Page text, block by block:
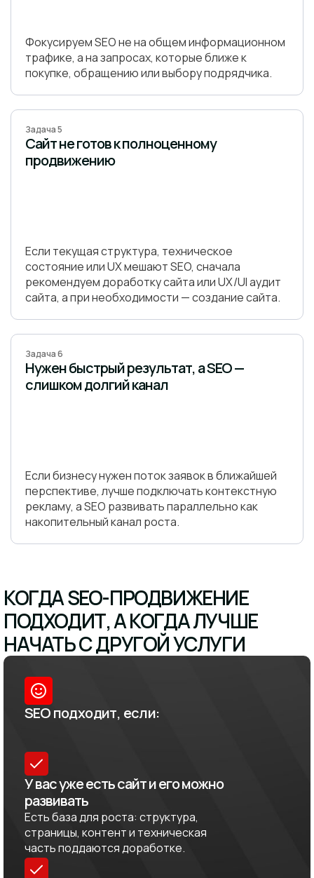
Фокусируем SEO не на общем информационном
трафике, а на запросах, которые ближе к
покупке, обращению или выбору подрядчика.
Задача 5
Сайт не готов к полноценному
продвижению
Если текущая структура, техническое
состояние или UX мешают SEO, сначала
рекомендуем доработку сайта или UX/UI аудит
сайта, а при необходимости — создание сайта.
Задача 6
Нужен быстрый результат, а SEO —
слишком долгий канал
Если бизнесу нужен поток заявок в ближайшей
перспективе, лучше подключать контекстную
рекламу, а SEO развивать параллельно как
накопительный канал роста.
КОГДА SEO-ПРОДВИЖЕНИЕ
ПОДХОДИТ, А КОГДА ЛУЧШЕ
НАЧАТЬ С ДРУГОЙ УСЛУГИ
SEO подходит, если:
У вас уже есть сайт и его можно
развивать
Есть база для роста: структура,
страницы, контент и техническая
часть поддаются доработке.